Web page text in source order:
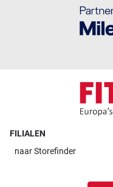
FILIALEN
naarStorefinder